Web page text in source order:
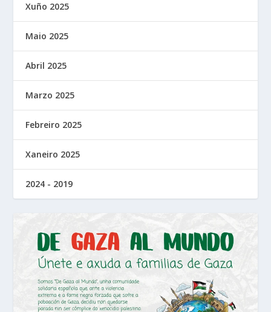
Xuño 2025
Maio 2025
Abril 2025
Marzo 2025
Febreiro 2025
Xaneiro 2025
2024 - 2019